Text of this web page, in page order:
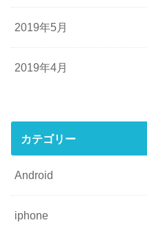
2019年5月
2019年4月
カテゴリー
Android
iphone